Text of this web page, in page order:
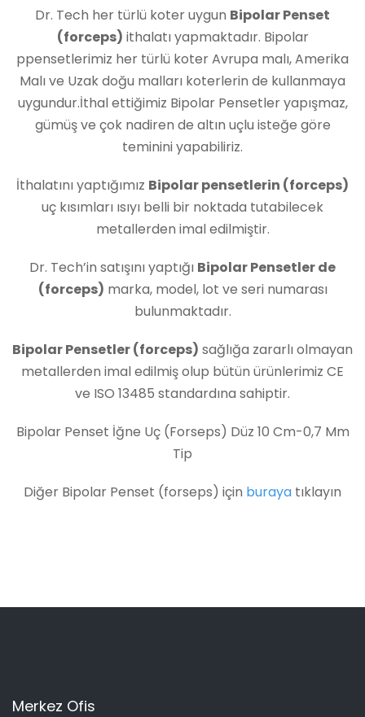
Dr. Tech her türlü koter uygun Bipolar Penset
(forceps) ithalatı yapmaktadır. Bipolar
ppensetlerimiz her türlü koter Avrupa malı, Amerika
Malı ve Uzak doğu malları koterlerin de kullanmaya
uygundur.İthal ettiğimiz Bipolar Pensetler yapışmaz,
gümüş ve çok nadiren de altın uçlu isteğe göre
teminini yapabiliriz.
İthalatını yaptığımız Bipolar pensetlerin (forceps)
uç kısımları ısıyı belli bir noktada tutabilecek
metallerden imal edilmiştir.
Dr. Tech’in satışını yaptığı Bipolar Pensetler de
(forceps) marka, model, lot ve seri numarası
bulunmaktadır.
Bipolar Pensetler (forceps) sağlığa zararlı olmayan
metallerden imal edilmiş olup bütün ürünlerimiz CE
ve ISO 13485 standardına sahiptir.
Bipolar Penset İğne Uç (Forseps) Düz 10 Cm-0,7 Mm
Tip
Diğer Bipolar Penset (forseps) için buraya tıklayın
Merkez Ofis